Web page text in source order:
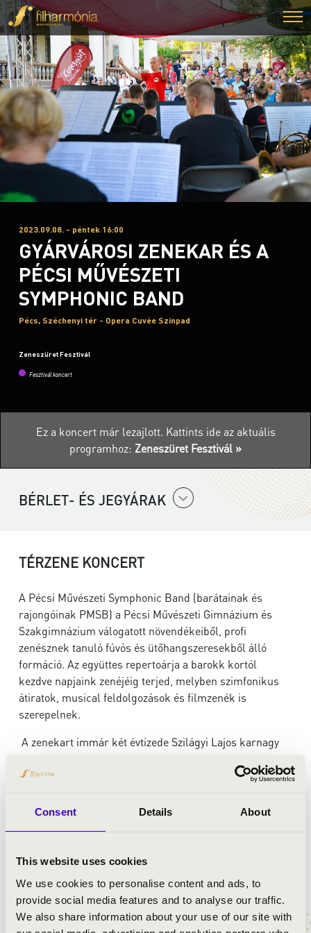
Consent Details About
This website uses cookies
We use cookies to personalise content and ads, to
provide social media features and to analyse our traffic.
We also share information about your use of our site with
2023.09.08. - péntek 16:00
GYÁRVÁROSI ZENEKAR ÉS A
PÉCSI MŰVÉSZETI
SYMPHONIC BAND
Pécs, Széchenyi tér - Opera Cuvée Színpad
Zeneszüret Fesztivál
Fesztivál koncert
Ez a koncert már lezajlott. Kattints ide az aktuális
programhoz: Zeneszüret Fesztivál »
BÉRLET- ÉS JEGYÁRAK
TÉRZENE KONCERT
A Pécsi Művészeti Symphonic Band (barátainak és
rajongóinak PMSB) a Pécsi Művészeti Gimnázium és
Szakgimnázium válogatott növendékeiből, profi
zenésznek tanuló fúvós és ütőhangszeresekből álló
formáció. Az együttes repertoárja a barokk kortól
kezdve napjaink zenéjéig terjed, melyben szimfonikus
átiratok, musical feldolgozások és filmzenék is
szerepelnek.
A zenekart immár két évtizede Szilágyi Lajos karnagy
darabok szólalnak majd meg, mint az Üveges tánc
özvegy – Vilja dal (Lehár).
A Pécs-Gyárvárosi Gyermek és Ifjúsági Fúvószenekar is
színvonalas zene ápolása és népszerűsítése érdekében.
Műsorukban a legismertebb klasszikus zenei mesterek
darabjaiból válogatnak. Elhangzik majd az 5. magyar
tánc (Brahms), a Can-can (Offenbach), a Diótörő egy